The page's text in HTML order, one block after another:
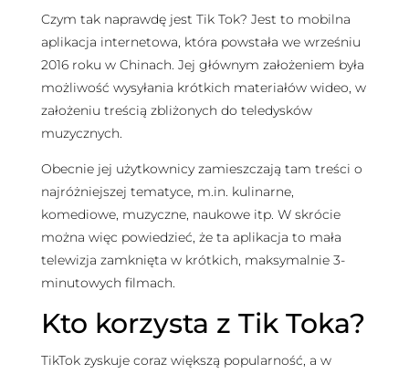
Czym tak naprawdę jest Tik Tok? Jest to mobilna
aplikacja internetowa, która powstała we wrześniu
2016 roku w Chinach. Jej głównym założeniem była
możliwość wysyłania krótkich materiałów wideo, w
założeniu treścią zbliżonych do teledysków
muzycznych.
Obecnie jej użytkownicy zamieszczają tam treści o
najróżniejszej tematyce, m.in. kulinarne,
komediowe, muzyczne, naukowe itp. W skrócie
można więc powiedzieć, że ta aplikacja to mała
telewizja zamknięta w krótkich, maksymalnie 3-
minutowych filmach.
Kto korzysta z Tik Toka?
TikTok zyskuje coraz większą popularność, a w